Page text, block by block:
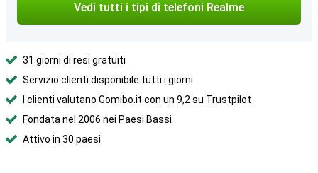
Vedi tutti i tipi di telefoni Realme
31 giorni di resi gratuiti
Servizio clienti disponibile tutti i giorni
I clienti valutano Gomibo.it con un 9,2 su Trustpilot
Fondata nel 2006 nei Paesi Bassi
Attivo in 30 paesi